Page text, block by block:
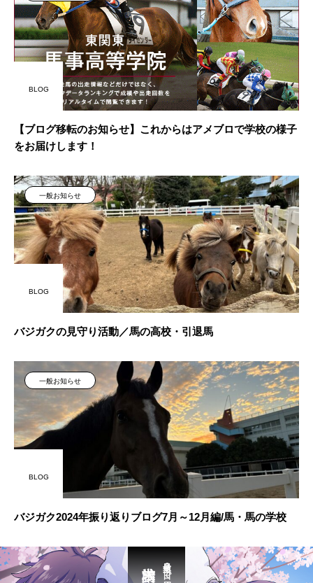
BLOG
【ブログ移転のお知らせ】これからはアメブロで学校の様子
をお届けします！
一般お知らせ
BLOG
バジガクの見守り活動／馬の高校・引退馬
一般お知らせ
BLOG
バジガク2024年振り返りブログ7月～12月編/馬・馬の学校
最短３日で届く